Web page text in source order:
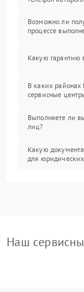
Возможно ли
процессе
Какую гарантию
В каких районах
сервисные
Выполняете ли
лиц?
Какую
для
Наш